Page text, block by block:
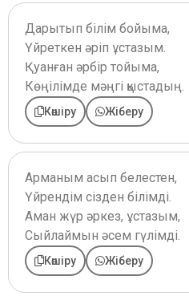
Дарытып білім бойыма,
Үйреткен әріп ұстазым.
Қуанған әрбір тойыма,
Көңілімде мәңгі қыстадың.
Көшіру Жіберу
Арманым асып белестен,
Үйрендім сізден білімді.
Аман жүр әркез, ұстазым,
Сыйлаймын әсем гүлімді.
Көшіру Жіберу